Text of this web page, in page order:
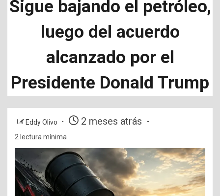
Sigue bajando el petróleo,
luego del acuerdo
alcanzado por el
Presidente Donald Trump
Eddy Olivo 2 meses atrás
2 lectura mínima